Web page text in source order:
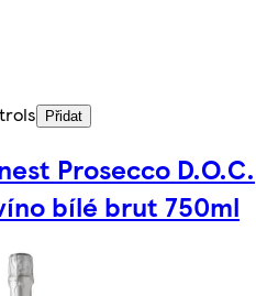
Přidat
Prosecco D.O.C.
bílé brut 750ml